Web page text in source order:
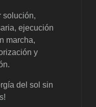
solución,
ejecución
marcha,
y
del sol sin